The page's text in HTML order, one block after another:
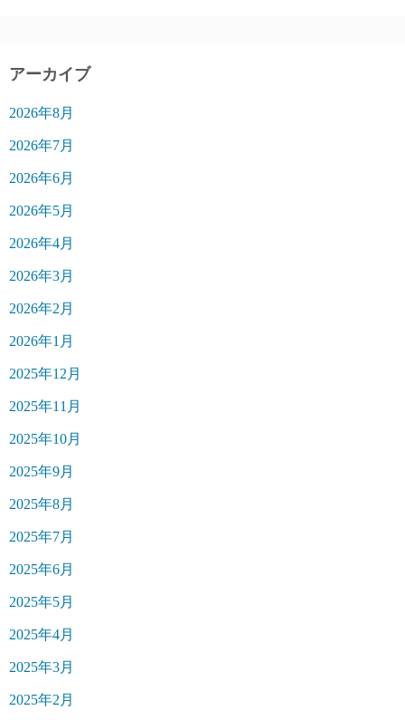
アーカイブ
2026年8月
2026年7月
2026年6月
2026年5月
2026年4月
2026年3月
2026年2月
2026年1月
2025年12月
2025年11月
2025年10月
2025年9月
2025年8月
2025年7月
2025年6月
2025年5月
2025年4月
2025年3月
2025年2月